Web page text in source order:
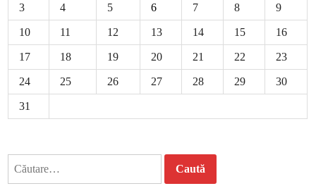
3 4 5 6 7 8 9
10 11 12 13 14 15 16
17 18 19 20 21 22 23
24 25 26 27 28 29 30
31